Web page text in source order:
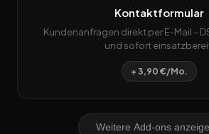
Kontaktformular
Kundenanfragen direkt per E-Mail –
und sofort
+ 3,90 €/Mo.
Weitere Add-ons